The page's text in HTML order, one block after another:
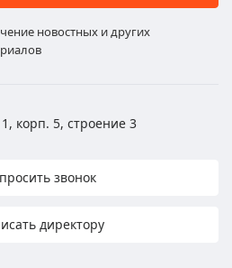
новостных и других
корп. 5, строение 3
звонок
директору